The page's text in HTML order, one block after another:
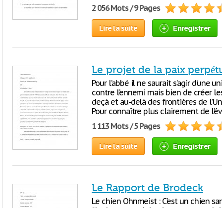
2 056 Mots / 9 Pages
Lire la suite Enregistrer
Le projet de la paix
Pour l’abbé il ne saurait s’agir
contre l’ennemi mais bien de créer
deçà et au-delà des frontières de
Pour connaître plus clairement de
1 113 Mots / 5 Pages
Lire la suite Enregistrer
Le Rapport de Brodeck
Le chien Ohnmeist : C’est un chien